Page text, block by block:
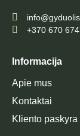
+370 670
Informacija
Apie mus
Kontaktai
Kliento paskyra